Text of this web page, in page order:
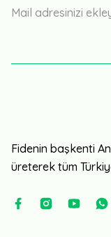
Mail adresinizi
Fidenin başkenti
üreterek tüm